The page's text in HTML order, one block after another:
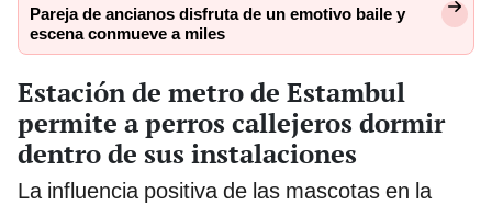
Pareja de ancianos disfruta de un emotivo baile y
escena conmueve a miles
Estación de metro de Estambul
permite a perros callejeros dormir
dentro de sus instalaciones
La influencia positiva de las mascotas en la